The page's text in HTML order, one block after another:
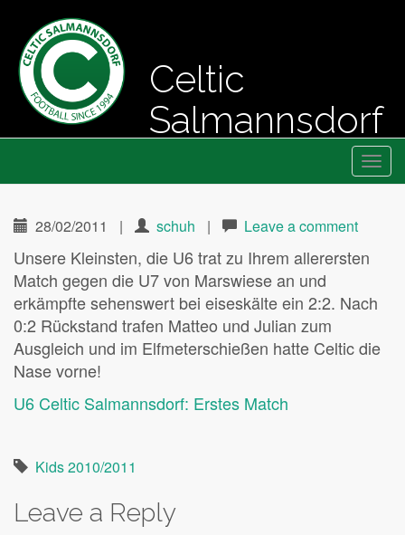
Celtic
Salmannsdorf
Menu
28/02/2011 | schuh | Leave a comment
Unsere Kleinsten, die U6 trat zu Ihrem allerersten
Match gegen die U7 von Marswiese an und
erkämpfte sehenswert bei eiseskälte ein 2:2. Nach
0:2 Rückstand trafen Matteo und Julian zum
Ausgleich und im Elfmeterschießen hatte Celtic die
Nase vorne!
U6 Celtic Salmannsdorf: Erstes Match
Kids 2010/2011
Leave a Reply